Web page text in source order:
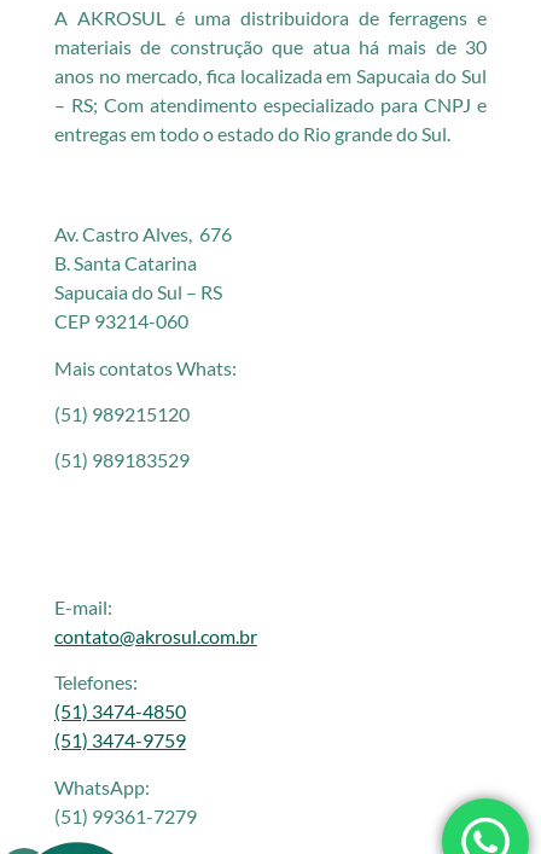
A AKROSUL é uma distribuidora de ferragens e
materiais de construção que atua há mais de 30
anos no mercado, fica localizada em Sapucaia do Sul
– RS; Com atendimento especializado para CNPJ e
entregas em todo o estado do Rio grande do Sul.
Av. Castro Alves, 676
B. Santa Catarina
Sapucaia do Sul – RS
CEP 93214-060
Mais contatos Whats:
(51) 989215120
(51) 989183529
E-mail:
contato@akrosul.com.br
Telefones:
(51) 3474-4850
(51) 3474-9759
WhatsApp:
(51) 99361-7279